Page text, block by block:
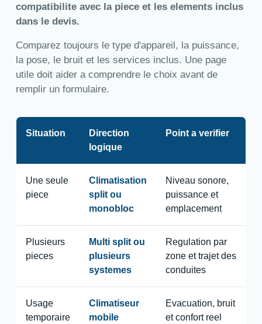
compatibilite avec la piece et les elements inclus
dans le devis.
Comparez toujours le type d'appareil, la puissance,
la pose, le bruit et les services inclus. Une page
utile doit aider a comprendre le choix avant de
remplir un formulaire.
Situation
Direction
logique
Point a verifier
Une seule
piece
Climatisation
split ou
monobloc
Niveau sonore,
puissance et
emplacement
Plusieurs
pieces
Multi split ou
plusieurs
systemes
Regulation par
zone et trajet des
conduites
Usage
temporaire
Climatiseur
mobile
Evacuation, bruit
et confort reel